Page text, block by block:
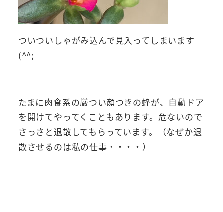
ついついしゃがみ込んで見入ってしまいます
(^^;
たまに肉食系の厳つい顔つきの蜂が、自動ドア
を開けてやってくこともあります。危ないので
さっさと退散してもらっています。（なぜか退
散させるのは私の仕事・・・・）